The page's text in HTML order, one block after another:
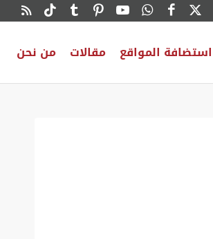
استضافة المواقع مقالات من نحن